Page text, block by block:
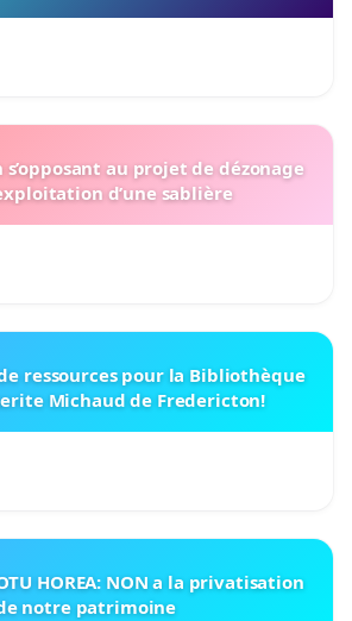
s’opposant au projet de dézonage
d’une sablière
ressources pour la Bibliothèque
Michaud de Fredericton!
HOREA: NON a la privatisation
notre patrimoine